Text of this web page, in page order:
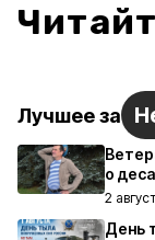
Лучшее за
о
2
День